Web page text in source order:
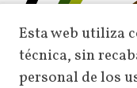
Esta web utiliza
técnica, sin
personal de los